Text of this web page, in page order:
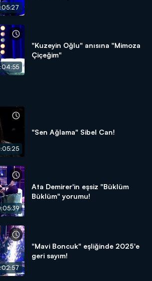
"Kuzeyin Oğlu" anısına "Mimoza
Çiçeğim"
"Sen Ağlama" Sibel Can!
Ata Demirer'in eşsiz "Büklüm
Büklüm" yorumu!
"Mavi Boncuk" eşliğinde 2025'e
geri sayım!